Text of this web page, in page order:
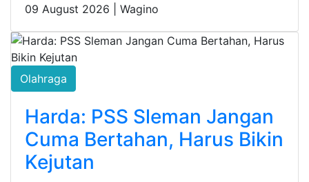
09 August 2026 | Wagino
Olahraga
Harda: PSS Sleman Jangan
Cuma Bertahan, Harus Bikin
Kejutan